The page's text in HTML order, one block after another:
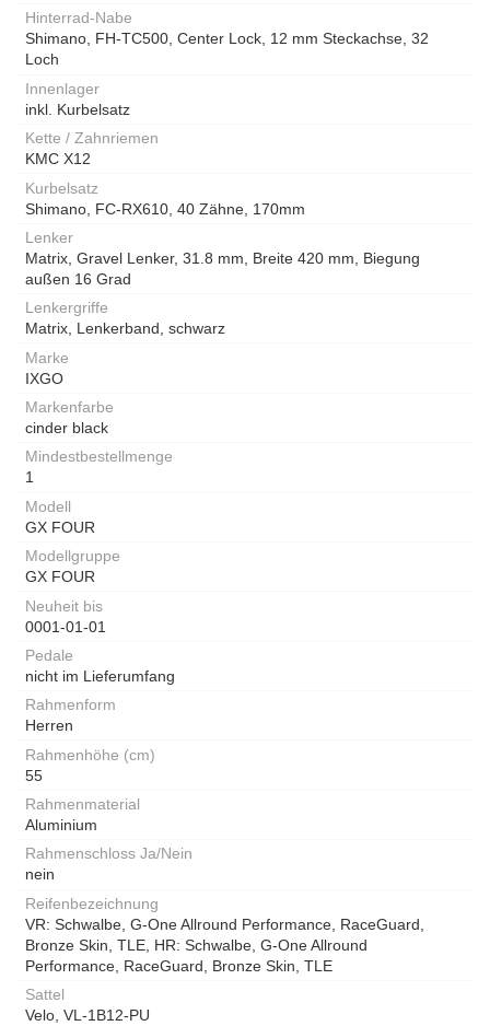
Hinterrad-Nabe
Shimano, FH-TC500, Center Lock, 12 mm Steckachse, 32
Loch
Innenlager
inkl. Kurbelsatz
Kette / Zahnriemen
KMC X12
Kurbelsatz
Shimano, FC-RX610, 40 Zähne, 170mm
Lenker
Matrix, Gravel Lenker, 31.8 mm, Breite 420 mm, Biegung
außen 16 Grad
Lenkergriffe
Matrix, Lenkerband, schwarz
Marke
IXGO
Markenfarbe
cinder black
Mindestbestellmenge
1
Modell
GX FOUR
Modellgruppe
GX FOUR
Neuheit bis
0001-01-01
Pedale
nicht im Lieferumfang
Rahmenform
Herren
Rahmenhöhe (cm)
55
Rahmenmaterial
Aluminium
Rahmenschloss Ja/Nein
nein
Reifenbezeichnung
VR: Schwalbe, G-One Allround Performance, RaceGuard,
Bronze Skin, TLE, HR: Schwalbe, G-One Allround
Performance, RaceGuard, Bronze Skin, TLE
Sattel
Velo, VL-1B12-PU